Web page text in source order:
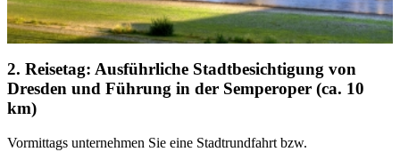
2. Reisetag: Ausführliche Stadtbesichtigung von
Dresden und Führung in der Semperoper (ca. 10
km)
Vormittags unternehmen Sie eine Stadtrundfahrt bzw.